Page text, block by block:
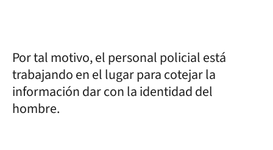
Por tal motivo, el personal policial está
trabajando en el lugar para cotejar la
información dar con la identidad del
hombre.